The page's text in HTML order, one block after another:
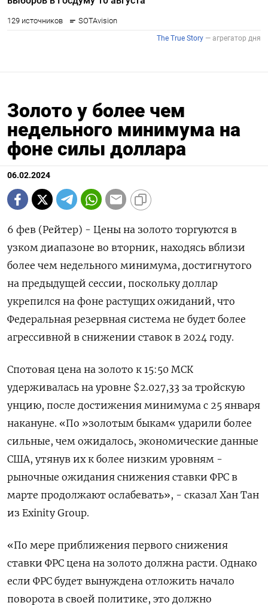
Золото у более чем
недельного минимума на
фоне силы доллара
06.02.2024
6 фев (Рейтер) - Цены на золото торгуются в
узком диапазоне во вторник, находясь вблизи
более чем недельного минимума, достигнутого
на предыдущей сессии, поскольку доллар
укрепился на фоне растущих ожиданий, что
Федеральная резервная система не будет более
агрессивной в снижении ставок в 2024 году.
Спотовая цена на золото к 15:50 МСК
удерживалась на уровне $2.027,33 за тройскую
унцию, после достижения минимума с 25 января
накануне. «По »золотым быкам« ударили более
сильные, чем ожидалось, экономические данные
США, утянув их к более низким уровням -
рыночные ожидания снижения ставки ФРС в
марте продолжают ослабевать», - сказал Хан Тан
из Exinity Group.
«По мере приближения первого снижения
ставки ФРС цена на золото должна расти. Однако
если ФРС будет вынуждена отложить начало
поворота в своей политике, это должно